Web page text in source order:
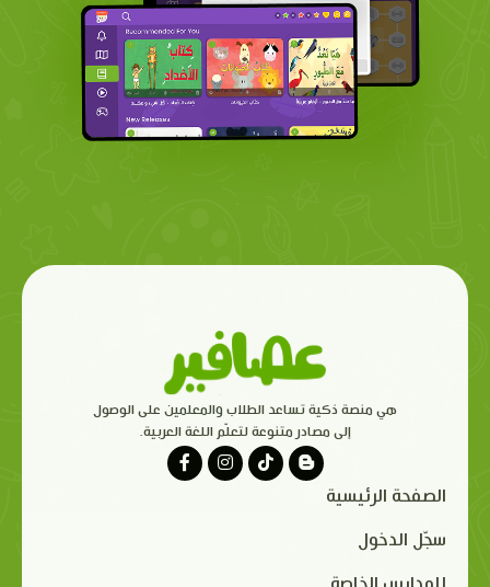
هي منصة ذكية تساعد الطلاب والمعلمين على الوصول
إلى مصادر متنوعة لتعلّم اللغة العربية.
الصفحة الرئيسية
سجّل الدخول